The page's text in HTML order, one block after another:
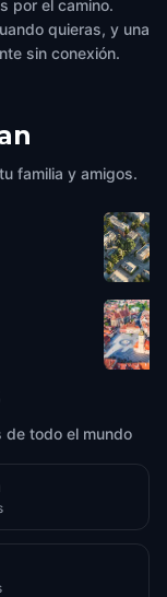
por el camino.
quieras, y una
sin conexión.
familia y amigos.
todo el mundo